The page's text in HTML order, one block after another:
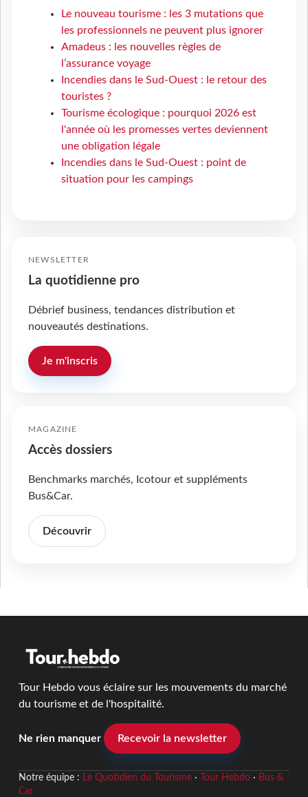
Le nouveau tourisme : les 3 mutations que
les professionnels ne peuvent plus ignorer
Amadeus : les nouvelles règles de
l’assurance voyage
Incendies dans le Sud-Ouest : le retour des
touristes ?
Tourisme écologique : pourquoi 2026 est
l'année où les promesses vertes deviennent
une obligation légale
Incendies dans le Sud-Ouest : point de
situation pour les campings
NEWSLETTER
La quotidienne pro
Débrief business, tendances distribution et
nouveautés destinations.
Je m'inscris
MAGAZINE
Accès dossiers
Benchmarks marchés, Icotour et suppléments
Bus&Car.
Découvrir
Tour Hebdo vous éclaire sur les mouvements du marché
du tourisme et de l'hospitalité.
Ne rien manquer Recevoir la newsletter
Notre équipe : Le Quotidien du Tourisme· Tour Hebdo· Bus &
Car